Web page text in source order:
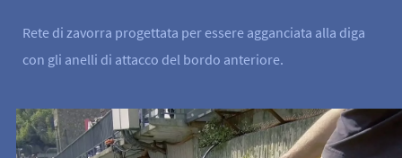
Rete di zavorra progettata per essere agganciata alla diga
con gli anelli di attacco del bordo anteriore.